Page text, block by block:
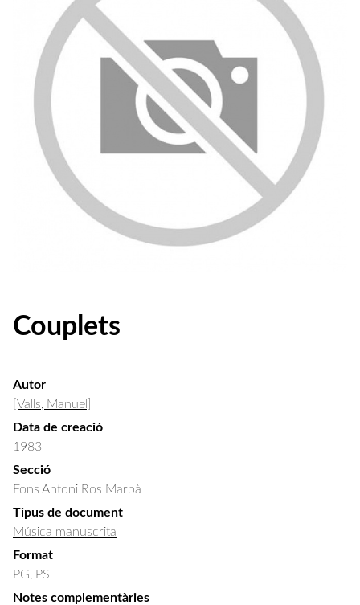
Couplets
Autor
[Valls, Manuel]
Data de creació
1983
Secció
Fons Antoni Ros Marbà
Tipus de document
Música manuscrita
Format
PG, PS
Notes complementàries